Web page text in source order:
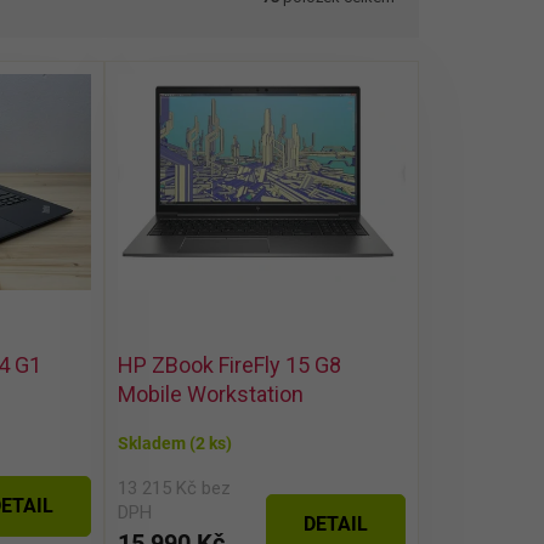
G1
HP ZBook FireFly 15 G8
Mobile Workstation
Skladem (2 ks)
13 215 Kč bez
DPH
DETAIL